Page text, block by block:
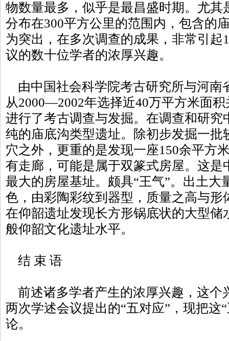
物数量最多，似乎是最昌盛时期。尤其
分布在300平方公里的范围内，包含的
为突出，在多次调查的成果，非常引起
议的数十位学者的浓厚兴趣。
由中国社会科学院考古研究所与河南
从2000—2002年选择近40万平方米面
进行了考古调查与发掘。在调查和研究
纯的庙底沟类型遗址。除初步发掘一批
穴之外，更重的是发现一座150余平方
有走廊，可能是属于双篆式房屋。这是
最大的房屋基址。颇具“王气”。出土大
色，由彩陶彩纹到器型，质量之高与形
在仰韶遗址发现长方形锅底状的大型储
般仰韶文化遗址水平。
结 束 语
前述诸多学者产生的浓厚兴趣，这个
两次学述会议提出的“五对应”，现把这
论。